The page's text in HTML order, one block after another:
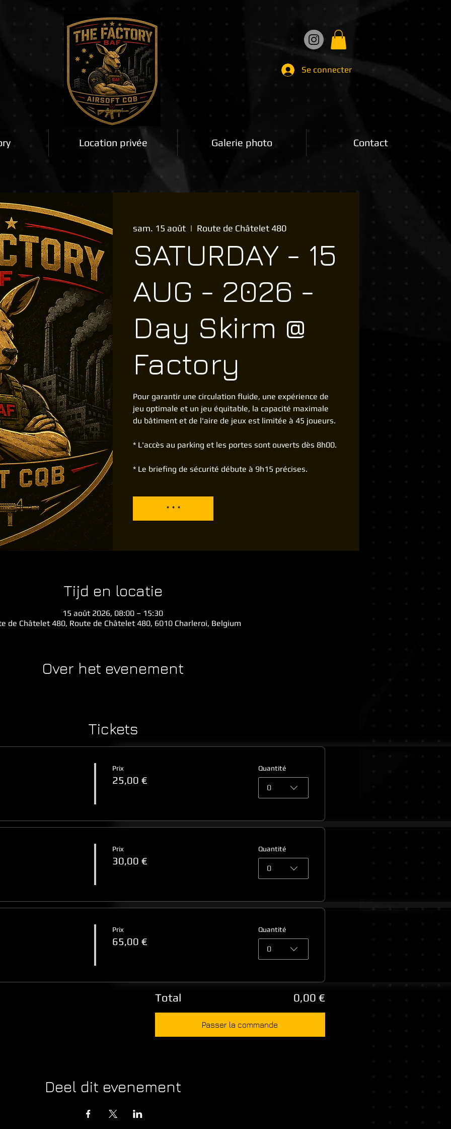
Se connecter
Location privée Galerie photo Contact
sam. 15 août
  |
Route de Châtelet 480
SATURDAY - 15
AUG - 2026 -
Day Skirm @
Factory
Pour garantir une circulation fluide, une expérience de
jeu optimale et un jeu équitable, la capacité maximale
du bâtiment et de l'aire de jeux est limitée à 45 joueurs.
* L'accès au parking et les portes sont ouverts dès 8h00.
* Le briefing de sécurité débute à 9h15 précises.
* * *
Tijd en locatie
15 août 2026, 08:00 – 15:30
de Châtelet 480, Route de Châtelet 480, 6010 Charleroi, Belgium
Over het evenement
Tickets
Prix
25,00 €
Quantité
0
Prix
30,00 €
Quantité
0
Prix
65,00 €
Quantité
0
Total 0,00 €
Passer la commande
Deel dit evenement